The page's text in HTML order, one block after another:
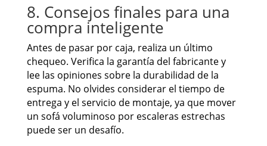
8. Consejos finales para una
compra inteligente
Antes de pasar por caja, realiza un último
chequeo. Verifica la garantía del fabricante y
lee las opiniones sobre la durabilidad de la
espuma. No olvides considerar el tiempo de
entrega y el servicio de montaje, ya que mover
un sofá voluminoso por escaleras estrechas
puede ser un desafío.